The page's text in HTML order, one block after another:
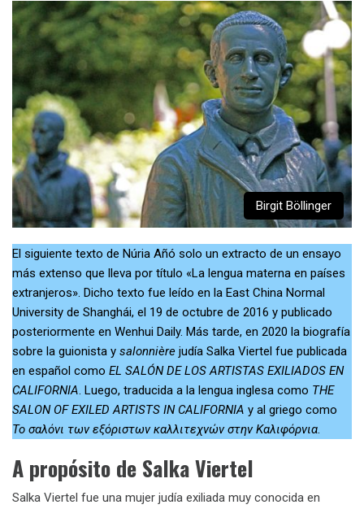
Birgit Böllinger
El siguiente texto de Núria Añó solo un extracto de un ensayo
más extenso que lleva por título «La lengua materna en países
extranjeros». Dicho texto fue leído en la East China Normal
University de Shanghái, el 19 de octubre de 2016 y publicado
posteriormente en Wenhui Daily. Más tarde, en 2020 la biografía
sobre la guionista y salonnière judía Salka Viertel fue publicada
en español como EL SALÓN DE LOS ARTISTAS EXILIADOS EN
CALIFORNIA. Luego, traducida a la lengua inglesa como THE
SALON OF EXILED ARTISTS IN CALIFORNIA y al griego como
Το σαλόνι των εξόριστων καλλιτεχνών στην Καλιφόρνια.
A propósito de Salka Viertel
Salka Viertel fue una mujer judía exiliada muy conocida en